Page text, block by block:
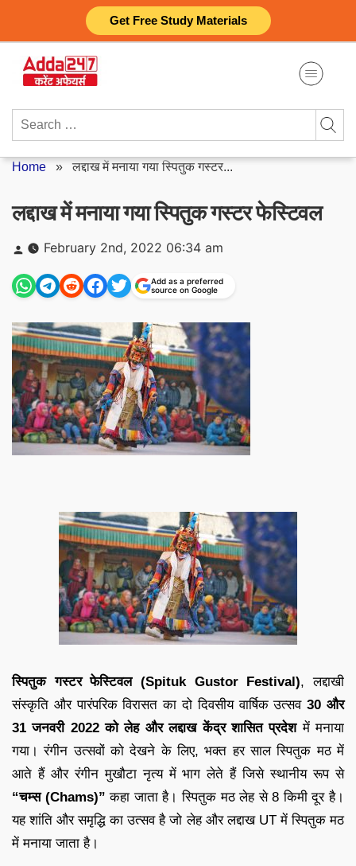
Get Free Study Materials
content
Search
Home »लद्दाख में मनाया गया स्पितुक गस्टर...
लद्दाख में मनाया गया स्पितुक गस्टर फेस्टिवल
Posted
by
February 2nd, 2022 06:34 am
Add as a preferred
source on Google
स्पितुक गस्टर फेस्टिवल (Spituk Gustor Festival), लद्दाखी
संस्कृति और पारंपरिक विरासत का दो दिवसीय वार्षिक उत्सव30 और
31 जनवरी 2022 को लेह और लद्दाख केंद्र शासित प्रदेशमें मनाया
गया। रंगीन उत्सवों को देखने के लिए, भक्त हर साल स्पितुक मठ में
आते हैं और रंगीन मुखौटा नृत्य में भाग लेते हैं जिसे स्थानीय रूप से
“चम्स (Chams)” कहा जाता है। स्पितुक मठ लेह से 8 किमी दूर है।
यह शांति और समृद्धि का उत्सव है जो लेह और लद्दाख UT में स्पितुक मठ
में मनाया जाता है।